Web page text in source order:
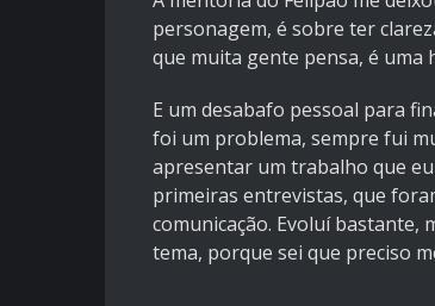
personagem, é sobre ter
que muita gente pensa, é uma
E um desabafo pessoal para
foi um problema, sempre fui
apresentar um trabalho que
primeiras entrevistas, que
comunicação. Evoluí bastante,
tema, porque sei que preciso